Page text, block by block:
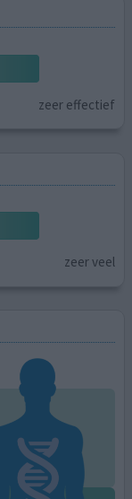
zeer effectief
zeer veel